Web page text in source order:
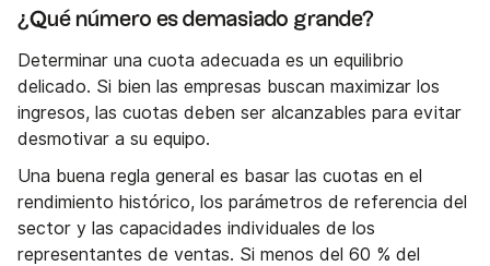
¿Qué número es demasiado grande?
Determinar una cuota adecuada es un equilibrio
delicado. Si bien las empresas buscan maximizar los
ingresos, las cuotas deben ser alcanzables para evitar
desmotivar a su equipo.
Una buena regla general es basar las cuotas en el
rendimiento histórico, los parámetros de referencia del
sector y las capacidades individuales de los
representantes de ventas. Si menos del 60 % del